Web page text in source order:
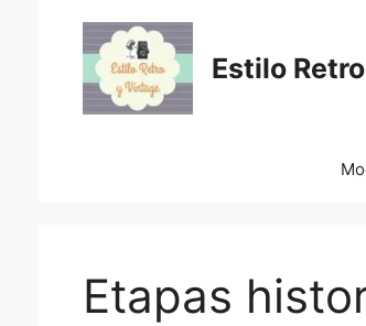
Estilo
Etapas